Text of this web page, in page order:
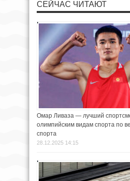
СЕЙЧАС ЧИТАЮТ
Омар Ливаза — лучший
олимпийским видам спорта по
спорта
28.12.2025 14:15